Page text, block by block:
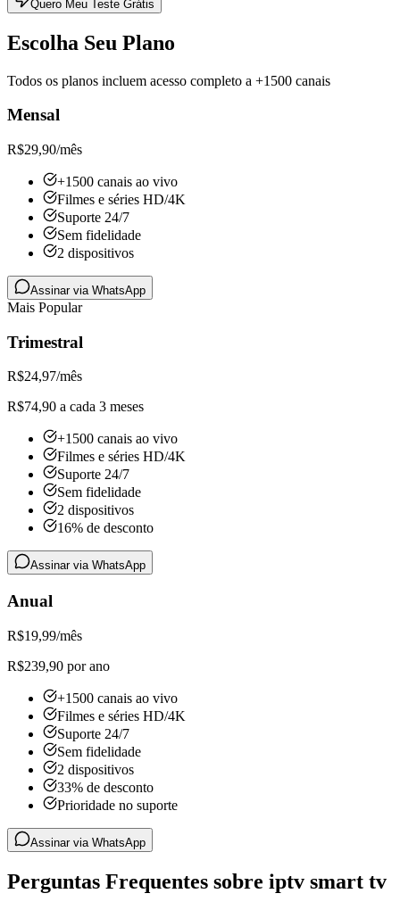
Quero Meu Teste Grátis
Escolha Seu Plano
Todos os planos incluem acesso completo a +1500 canais
Mensal
R$29,90/mês
+1500 canais ao vivo
Filmes e séries HD/4K
Suporte 24/7
Sem fidelidade
2 dispositivos
Assinar via WhatsApp
Mais Popular
Trimestral
R$24,97/mês
R$74,90 a cada 3 meses
+1500 canais ao vivo
Filmes e séries HD/4K
Suporte 24/7
Sem fidelidade
2 dispositivos
16% de desconto
Assinar via WhatsApp
Anual
R$19,99/mês
R$239,90 por ano
+1500 canais ao vivo
Filmes e séries HD/4K
Suporte 24/7
Sem fidelidade
2 dispositivos
33% de desconto
Prioridade no suporte
Assinar via WhatsApp
Perguntas Frequentes sobre iptv smart tv